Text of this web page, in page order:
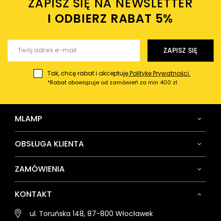
Twój emailI ODBIERZ RABAT 5%ㅤ
ZAPISZ SIĘ
Tak, chcę rabat i akceptujęPolitykę Prywatności.
*Rabat obowiązuje od zamówień za min 400 zł
MLAMP
OBSŁUGA KLIENTA
ZAMÓWIENIA
KONTAKT
ul. Toruńska 148, 87-800 Włocławek